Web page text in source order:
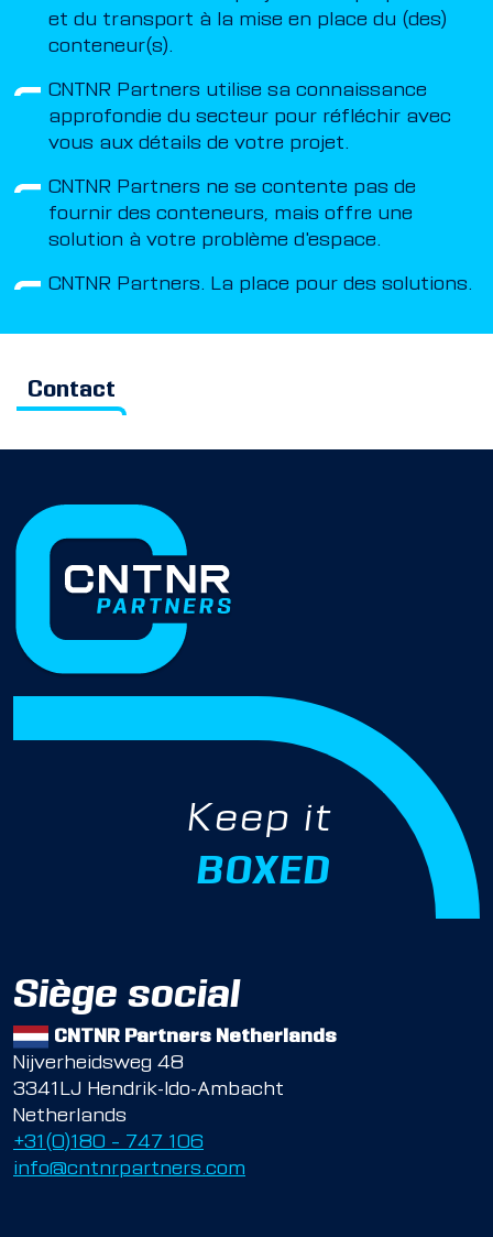
et du transport à la mise en place du (des)
conteneur(s).
CNTNR Partners utilise sa connaissance
approfondie du secteur pour réfléchir avec
vous aux détails de votre projet.
CNTNR Partners ne se contente pas de
fournir des conteneurs, mais offre une
solution à votre problème d'espace.
CNTNR Partners. La place pour des solutions.
Contact
Keep it
BOXED
Siège social
CNTNR Partners Netherlands
Nijverheidsweg 48
3341LJ Hendrik-Ido-Ambacht
Netherlands
+31(0)180 – 747 106
info@cntnrpartners.com